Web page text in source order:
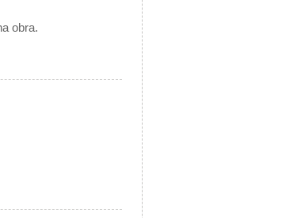
obra.